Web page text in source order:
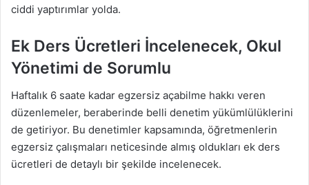
ciddi yaptırımlar yolda.
Ek Ders Ücretleri İncelenecek, Okul
Yönetimi de Sorumlu
Haftalık 6 saate kadar egzersiz açabilme hakkı veren
düzenlemeler, beraberinde belli denetim yükümlülüklerini
de getiriyor. Bu denetimler kapsamında, öğretmenlerin
egzersiz çalışmaları neticesinde almış oldukları ek ders
ücretleri de detaylı bir şekilde incelenecek.